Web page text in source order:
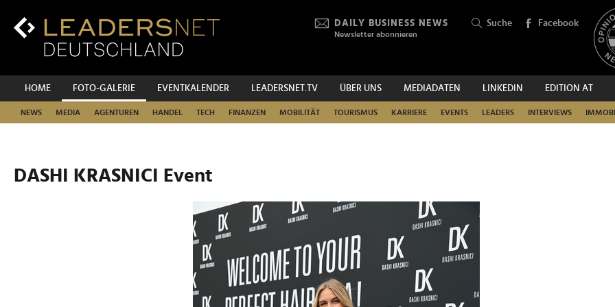
Inhalt
Hauptnavigation
DAILY BUSINESS NEWS
Newsletter abonnieren
Suche Facebook
HOME FOTO-GALERIE EVENTKALENDER LEADERSNET.TV ÜBER UNS MEDIADATEN LINKEDIN EDITION AT
NEWS MEDIA AGENTUREN HANDEL TECH FINANZEN MOBILITÄT TOURISMUS KARRIERE EVENTS LEADERS INTERVIEWS
SUCHEN
DASHI KRASNICI Event